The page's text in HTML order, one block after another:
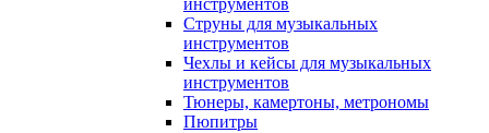
инструментов
Струны для музыкальных
инструментов
Чехлы и кейсы для музыкальных
инструментов
Тюнеры, камертоны, метрономы
Пюпитры